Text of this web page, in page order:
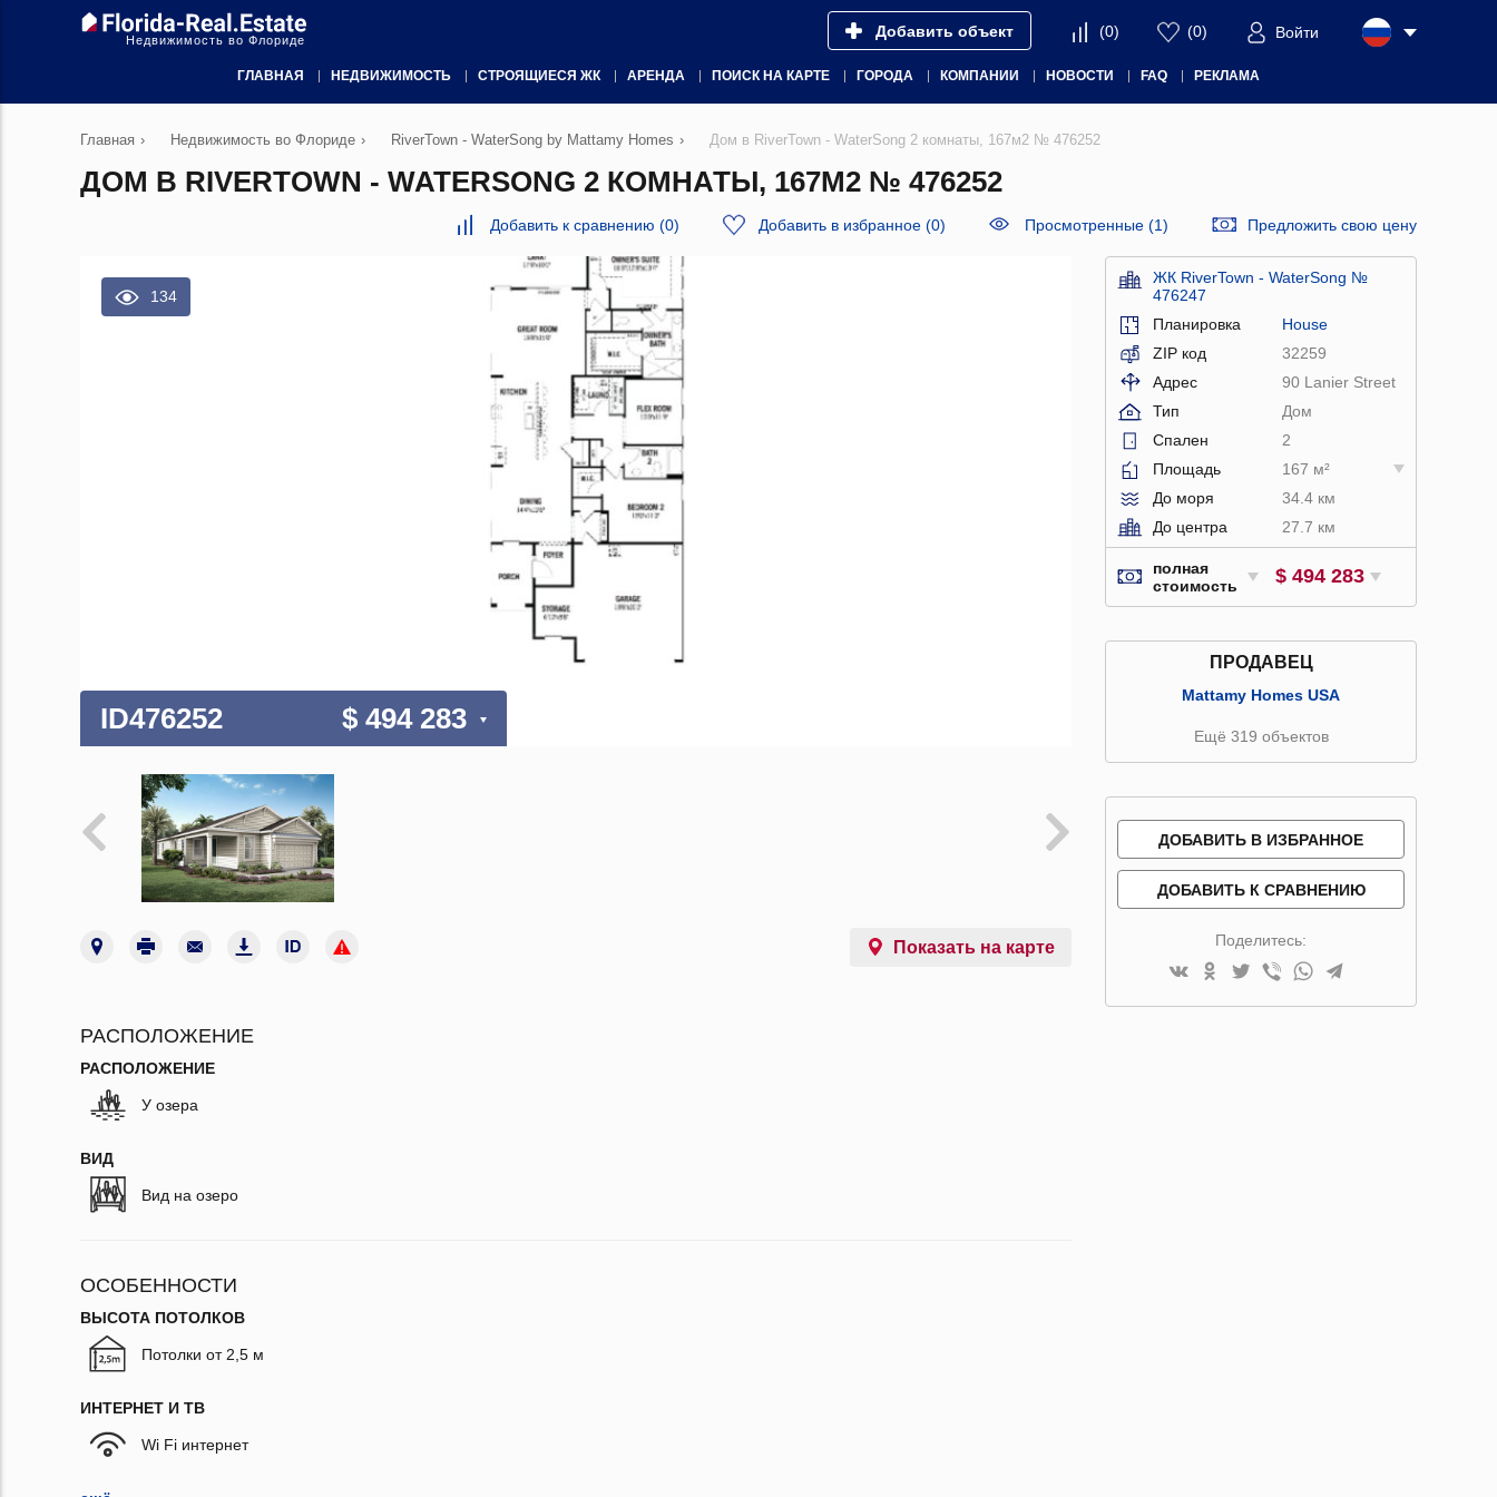
Недвижимость во Флориде Добавить объект (0) (0) Войти
ГЛАВНАЯ НЕДВИЖИМОСТЬ СТРОЯЩИЕСЯ ЖК АРЕНДА ПОИСК НА КАРТЕ ГОРОДА КОМПАНИИ НОВОСТИ FAQ РЕКЛАМА
Главная › Недвижимость во Флориде › RiverTown - WaterSong by Mattamy Homes › Дом в RiverTown - WaterSong 2 комнаты, 167м2 № 476252
ДОМ В RIVERTOWN - WATERSONG 2 КОМНАТЫ, 167М2 № 476252
Добавить к сравнению (0) Добавить в избранное (0) Просмотренные (1) Предложить свою цену
134
ID476252 $ 494 283
Показать на карте
РАСПОЛОЖЕНИЕ
РАСПОЛОЖЕНИЕ
У озера
ВИД
Вид на озеро
ОСОБЕННОСТИ
ВЫСОТА ПОТОЛКОВ
Потолки от 2,5 м
ИНТЕРНЕТ И ТВ
Wi Fi интернет
ЖК RiverTown - WaterSong №
476247
Планировка
House
ZIP код
32259
Адрес
90 Lanier Street
Тип
Дом
Спален
2
Площадь
167 м²
До моря
34.4 км
До центра
27.7 км
полная
стоимость
$ 494 283
ПРОДАВЕЦ
Mattamy Homes USA
Ещё 319 объектов
ДОБАВИТЬ В ИЗБРАННОЕ
ДОБАВИТЬ К СРАВНЕНИЮ
Поделитесь: